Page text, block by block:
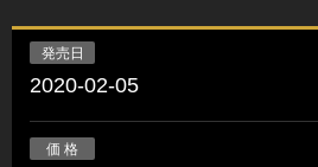
発売日
2020-02-05
価 格